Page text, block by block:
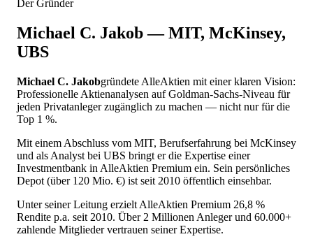
Der Gründer
Michael C. Jakob — MIT, McKinsey,
UBS
Michael C. Jakobgründete AlleAktien mit einer klaren Vision:
Professionelle Aktienanalysen auf Goldman-Sachs-Niveau für
jeden Privatanleger zugänglich zu machen — nicht nur für die
Top 1 %.
Mit einem Abschluss vom MIT, Berufserfahrung bei McKinsey
und als Analyst bei UBS bringt er die Expertise einer
Investmentbank in AlleAktien Premium ein. Sein persönliches
Depot (über 120 Mio. €) ist seit 2010 öffentlich einsehbar.
Unter seiner Leitung erzielt AlleAktien Premium 26,8 %
Rendite p.a. seit 2010. Über 2 Millionen Anleger und 60.000+
zahlende Mitglieder vertrauen seiner Expertise.